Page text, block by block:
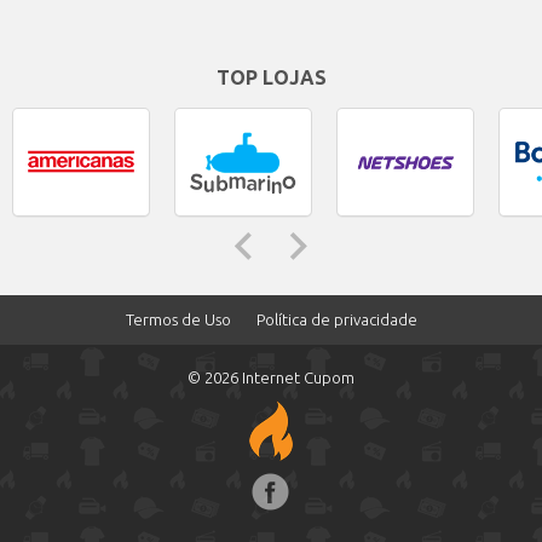
TOP LOJAS
Termos de Uso Política de privacidade
© 2026 Internet Cupom